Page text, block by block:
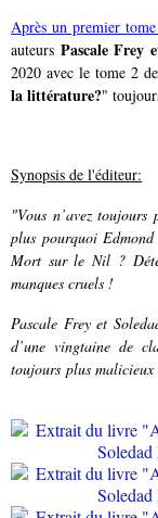
Après un premier
auteurs Pascale Frey
2020 avec le tome 2
la littérature?"
Synopsis de l'éditeur:
"Vous n’avez
plus pourquoi Edmond
Mort sur le Nil ?
manques cruels !
Pascale Frey et
d’une vingtaine de
toujours plus malicieux